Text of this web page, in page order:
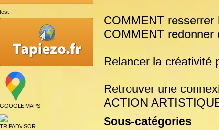
test
GOOGLE MAPS
TRIPADVISOR
COMMENT resserrer
COMMENT redonner
Relancer la créativité
Retrouver une
ACTION
Sous-catégories